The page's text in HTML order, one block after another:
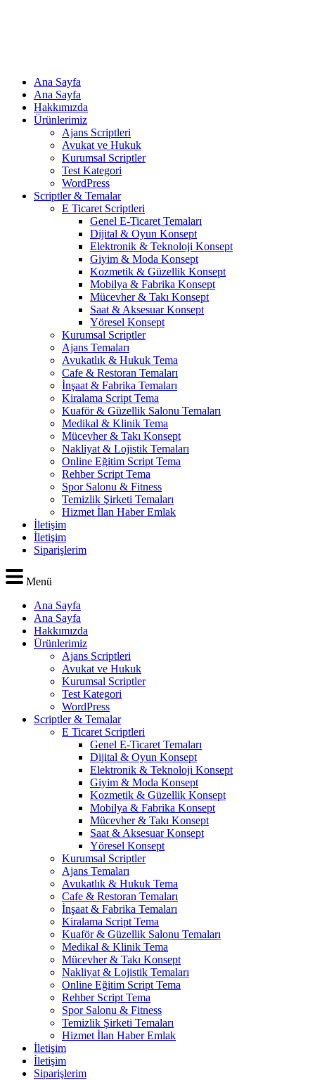
Ana Sayfa
Ana Sayfa
Hakkımızda
Ürünlerimiz
Ajans Scriptleri
Avukat ve Hukuk
Kurumsal Scriptler
Test Kategori
WordPress
Scriptler & Temalar
E Ticaret Scriptleri
Genel E-Ticaret Temaları
Dijital & Oyun Konsept
Elektronik & Teknoloji Konsept
Giyim & Moda Konsept
Kozmetik & Güzellik Konsept
Mobilya & Fabrika Konsept
Mücevher & Takı Konsept
Saat & Aksesuar Konsept
Yöresel Konsept
Kurumsal Scriptler
Ajans Temaları
Avukatlık & Hukuk Tema
Cafe & Restoran Temaları
İnşaat & Fabrika Temaları
Kiralama Script Tema
Kuaför & Güzellik Salonu Temaları
Medikal & Klinik Tema
Mücevher & Takı Konsept
Nakliyat & Lojistik Temaları
Online Eğitim Script Tema
Rehber Script Tema
Spor Salonu & Fitness
Temizlik Şirketi Temaları
Hizmet İlan Haber Emlak
İletişim
İletişim
Siparişlerim
Menü
Ana Sayfa
Ana Sayfa
Hakkımızda
Ürünlerimiz
Ajans Scriptleri
Avukat ve Hukuk
Kurumsal Scriptler
Test Kategori
WordPress
Scriptler & Temalar
E Ticaret Scriptleri
Genel E-Ticaret Temaları
Dijital & Oyun Konsept
Elektronik & Teknoloji Konsept
Giyim & Moda Konsept
Kozmetik & Güzellik Konsept
Mobilya & Fabrika Konsept
Mücevher & Takı Konsept
Saat & Aksesuar Konsept
Yöresel Konsept
Kurumsal Scriptler
Ajans Temaları
Avukatlık & Hukuk Tema
Cafe & Restoran Temaları
İnşaat & Fabrika Temaları
Kiralama Script Tema
Kuaför & Güzellik Salonu Temaları
Medikal & Klinik Tema
Mücevher & Takı Konsept
Nakliyat & Lojistik Temaları
Online Eğitim Script Tema
Rehber Script Tema
Spor Salonu & Fitness
Temizlik Şirketi Temaları
Hizmet İlan Haber Emlak
İletişim
İletişim
Siparişlerim